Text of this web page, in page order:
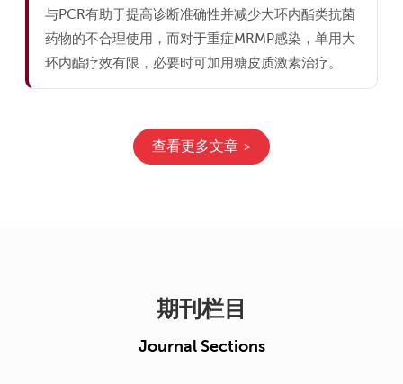
与PCR有助于提高诊断准确性并减少大环内酯类抗菌
药物的不合理使用，而对于重症MRMP感染，单用大
环内酯疗效有限，必要时可加用糖皮质激素治疗。
查看更多文章
期刊栏目
Journal Sections